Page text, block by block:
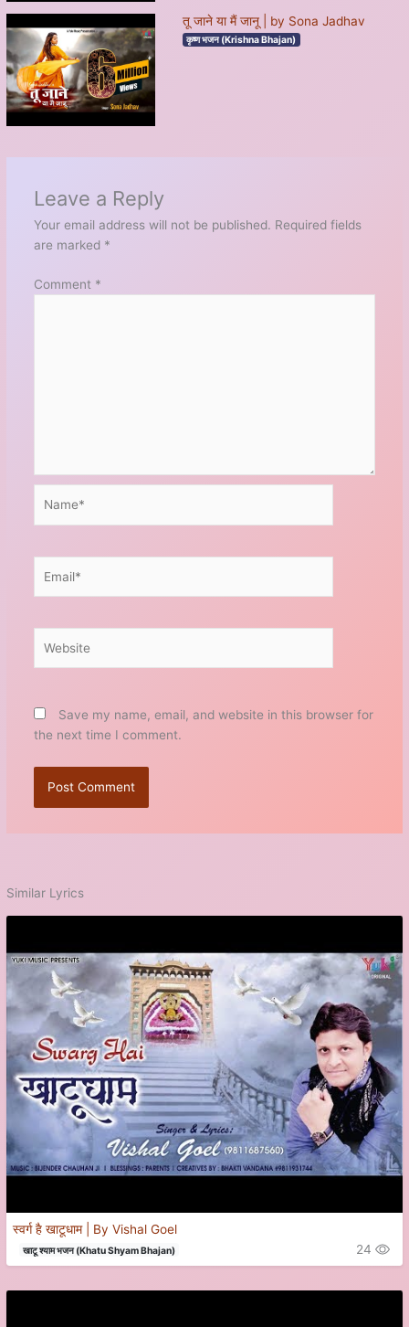
तू जाने या मैं जानू | by Sona Jadhav
कृष्ण भजन (Krishna Bhajan)
Leave a Reply
Your email address will not be published. Required fields
are marked *
Comment *
Save my name, email, and website in this browser for
the next time I comment.
Similar Lyrics
स्वर्ग है खाटूधाम | By Vishal Goel
खाटू श्याम भजन (Khatu Shyam Bhajan) 24